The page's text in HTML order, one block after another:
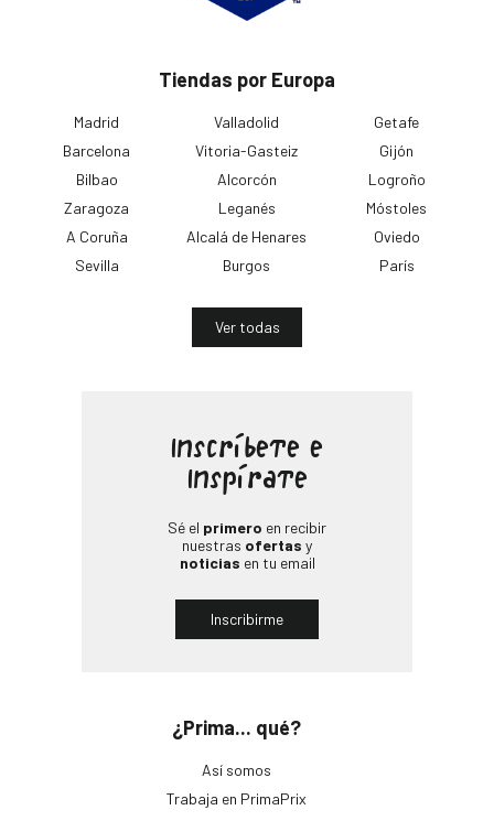
Tiendas por Europa
Madrid
Barcelona
Bilbao
Zaragoza
A Coruña
Sevilla
Valladolid
Vitoria-Gasteiz
Alcorcón
Leganés
Alcalá de Henares
Burgos
Getafe
Gijón
Logroño
Móstoles
Oviedo
París
Ver todas
¿Prima... qué?
Así somos
Trabaja en PrimaPrix
Inscríbete e
Inspírate
Sé el primero en recibir
nuestras ofertas y
noticias en tu email
Inscribirme